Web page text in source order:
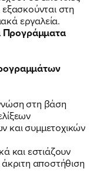
στη
εργαλεία.
Προγράμματα
στη βάση
και συμμετοχικών
και εστιάζουν
αποστήθιση